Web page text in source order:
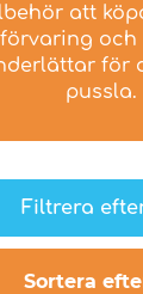
att
för
pussla.
Filtrera
Sortera